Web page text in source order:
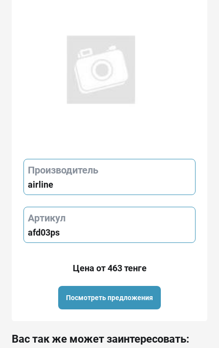
Производитель
airline
Артикул
afd03ps
Цена от 463 тенге
Посмотреть предложения
Вас так же может заинтересовать: